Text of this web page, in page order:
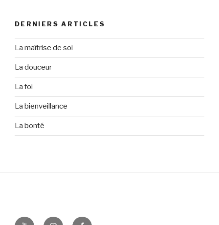
DERNIERS ARTICLES
La maîtrise de soi
La douceur
La foi
La bienveillance
La bonté
YoutubeInstagramFacebook